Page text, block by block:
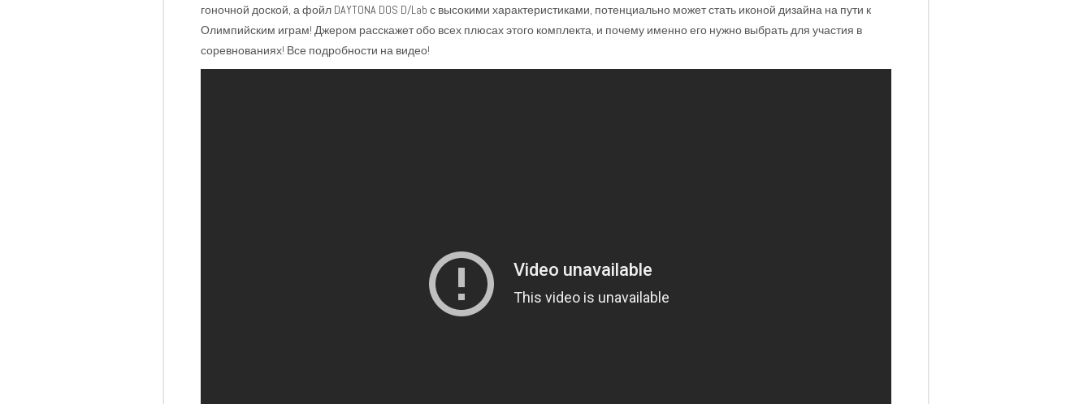
гоночной доской, а фойл DAYTONA DOS D/Lab с высокими характеристиками, потенциально может стать иконой дизайна на пути к
Олимпийским играм! Джером расскажет обо всех плюсах этого комплекта, и почему именно его нужно выбрать для участия в
соревнованиях! Все подробности на видео!